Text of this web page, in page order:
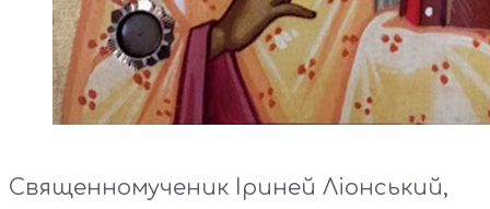
Священномученик Іриней Ліонський,